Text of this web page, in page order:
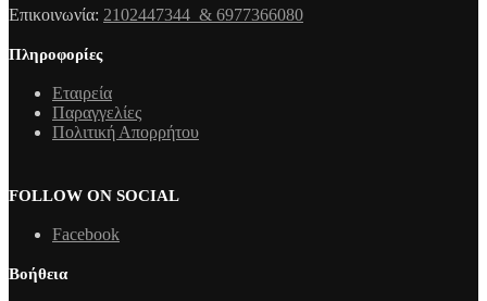
Επικοινωνία: 2102447344 & 6977366080
Πληροφορίες
Εταιρεία
Παραγγελίες
Πολιτική Απορρήτου
FOLLOW ON SOCIAL
Facebook
Βοήθεια